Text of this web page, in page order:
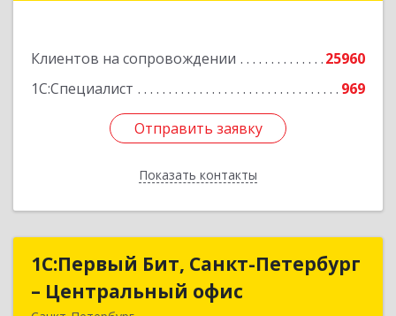
Клиентов на сопровождении
25960
1С:Специалист
969
Отправить заявку
Показать контакты
Отправить заявку
Назад
1С:Первый Бит, Санкт-Петербург
– Центральный офис
1С:Первый Бит, Санкт-Петербург
– Центральный офис